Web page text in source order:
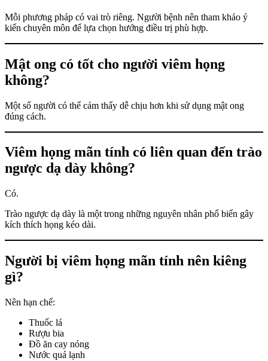
Mỗi phương pháp có vai trò riêng. Người bệnh nên tham khảo ý
kiến chuyên môn để lựa chọn hướng điều trị phù hợp.
Mật ong có tốt cho người viêm họng
không?
Một số người có thể cảm thấy dễ chịu hơn khi sử dụng mật ong
đúng cách.
Viêm họng mãn tính có liên quan đến trào
ngược dạ dày không?
Có.
Trào ngược dạ dày là một trong những nguyên nhân phổ biến gây
kích thích họng kéo dài.
Người bị viêm họng mãn tính nên kiêng
gì?
Nên hạn chế:
Thuốc lá
Rượu bia
Đồ ăn cay nóng
Nước quá lạnh